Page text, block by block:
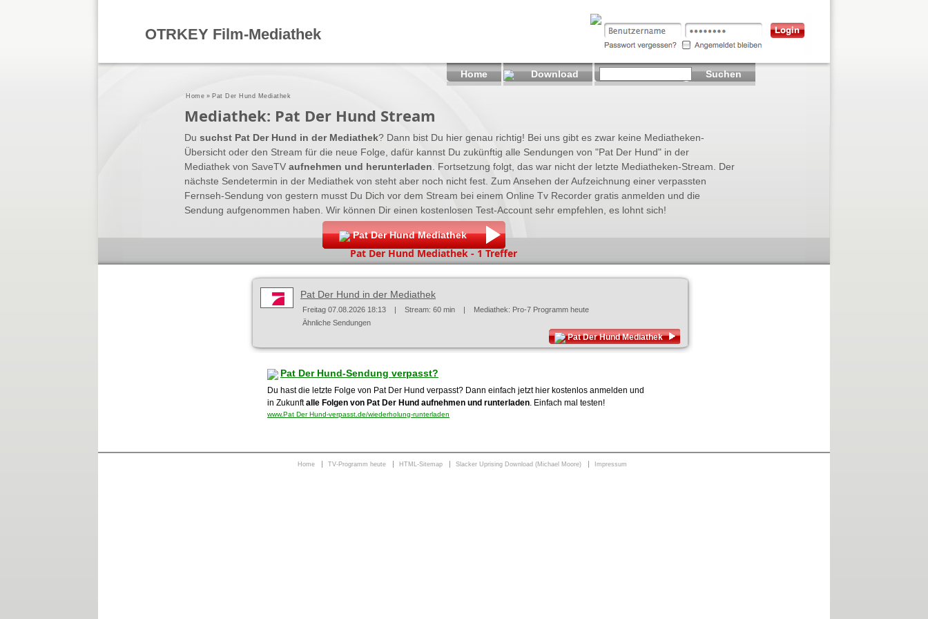
Mediathek: Pat Der Hund Stream
Du suchst Pat Der Hund in der Mediathek? Dann bist Du hier genau richtig! Bei uns gibt es zwar keine Mediatheken-
Übersicht oder den Stream für die neue Folge, dafür kannst Du zukünftig alle Sendungen von "Pat Der Hund" in der
Mediathek von SaveTV aufnehmen und herunterladen . Fortsetzung folgt, das war nicht der letzte Mediatheken-Stream. Der
nächste Sendetermin in der Mediathek von steht aber noch nicht fest. Zum Ansehen der Aufzeichnung einer verpassten
Fernseh-Sendung von gestern musst Du Dich vor dem Stream bei einem Online Tv Recorder gratis anmelden und die
Sendung aufgenommen haben. Wir können Dir einen kostenlosen Test-Account sehr empfehlen, es lohnt sich!
Pat Der Hund Mediathek
Pat Der Hund Mediathek - 1 Treffer
Pat Der Hund in der Mediathek
Freitag 07.08.2026 18:13 | Stream: 60 min | Mediathek: Pro-7 Programm heute
Ähnliche Sendungen
Pat Der Hund Mediathek
Pat Der Hund-Sendung verpasst?
Du hast die letzte Folge von Pat Der Hund verpasst? Dann einfach jetzt hier kostenlos anmelden und
in Zukunftalle Folgen von Pat Der Hund aufnehmen und runterladen. Einfach mal testen!
www.Pat Der Hund-verpasst.de/wiederholung-runterladen
Home » Pat Der Hund Mediathek
OTRKEY Film-Mediathek
Home Download Suchen
Home TV-Programm heute HTML-Sitemap Slacker Uprising Download (Michael Moore) Impressum